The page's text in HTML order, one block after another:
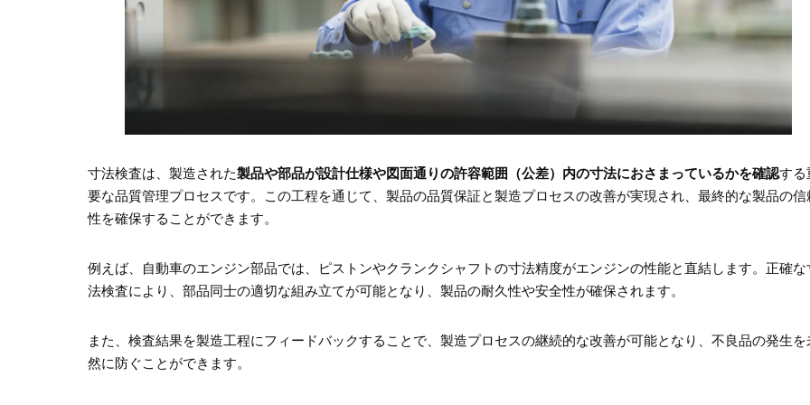
寸法検査は、製造された製品や部品が設計仕様や図面通りの許容範囲（公差）内の寸法におさまっているかを確認する
要な品質管理プロセスです。この工程を通じて、製品の品質保証と製造プロセスの改善が実現され、最終的な製品の信
性を確保することができます。
例えば、自動車のエンジン部品では、ピストンやクランクシャフトの寸法精度がエンジンの性能と直結します。正確な
法検査により、部品同士の適切な組み立てが可能となり、製品の耐久性や安全性が確保されます。
また、検査結果を製造工程にフィードバックすることで、製造プロセスの継続的な改善が可能となり、不良品の発生を
然に防ぐことができます。